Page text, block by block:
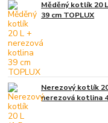
Měděný kotlík 20
39 cm TOPLUX
Nerezový kotlík
nerezová kotlina